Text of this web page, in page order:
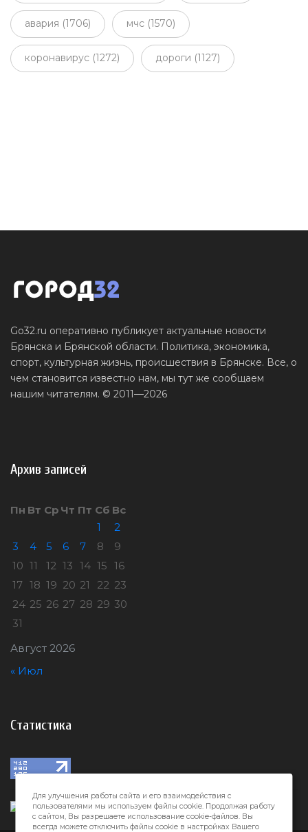
авария (1706) мчс (1570)
коронавирус (1272) дороги (1127)
Go32.ru оперативно публикует актуальные новости
Брянска и Брянской области. Политика, экономика,
спорт, культурная жизнь, происшествия в Брянске. Все, о
чем становится известно нам, мы тут же сообщаем
нашим читателям. © 2011—2026
Архив записей
Август 2026
Пн Вт Ср Чт Пт Сб Вс
1
2
3
4 5 6 7 8
9
10 11 12 13 14 15 16
17 18 19 20 21 22 23
24 25 26 27 28 29 30
31
« Июл
Статистика
Для улучшения работы сайта и его взаимодействия с
пользователями мы используем файлы cookie. Продолжая работу
с сайтом, Вы разрешаете использование cookie-файлов. Вы
всегда можете отключить файлы cookie в настройках Вашего